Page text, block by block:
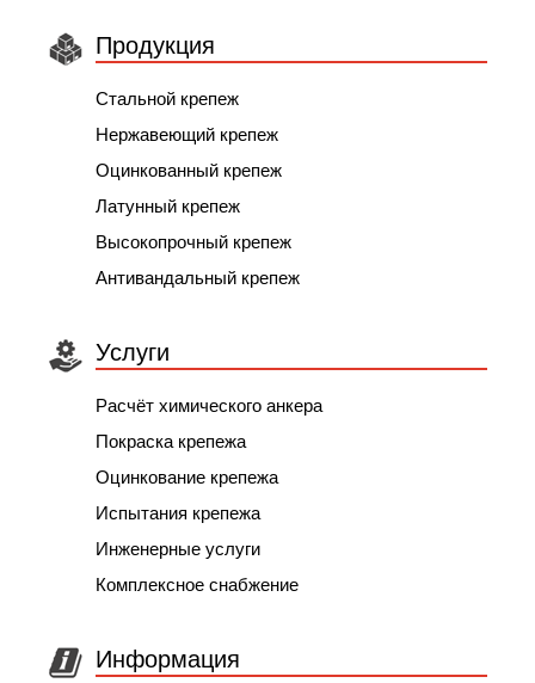
Продукция
Стальной крепеж
Нержавеющий крепеж
Оцинкованный крепеж
Латунный крепеж
Высокопрочный крепеж
Антивандальный крепеж
Услуги
Расчёт химического анкера
Покраска крепежа
Оцинкование крепежа
Испытания крепежа
Инженерные услуги
Комплексное снабжение
Информация